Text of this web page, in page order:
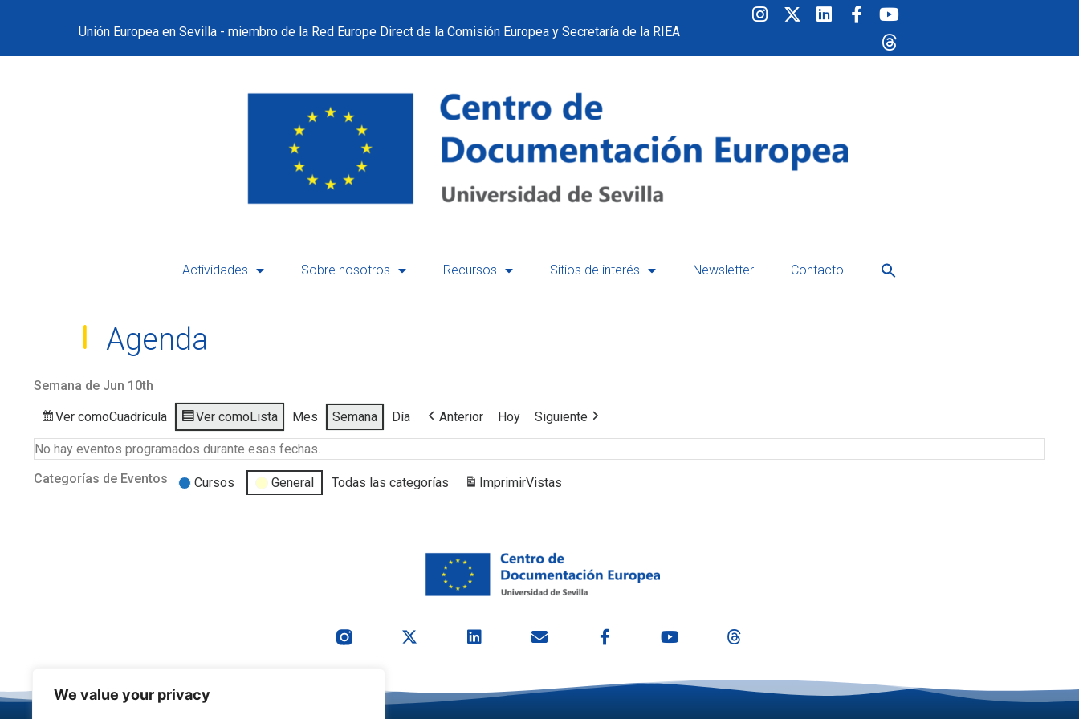
We value your privacy
Unión Europea en Sevilla - miembro de la Red Europe Direct de la Comisión Europea y Secretaría de la RIEA
Actividades Sobre nosotros Recursos Sitios de interés Newsletter Contacto
Agenda
Semana de Jun 10th
Ver comoCuadrícula Ver como Lista Mes Semana Día Anterior Hoy Siguiente
No hay eventos programados durante esas fechas.
Categorías de Eventos
Cursos General Todas las categorías ImprimirVistas